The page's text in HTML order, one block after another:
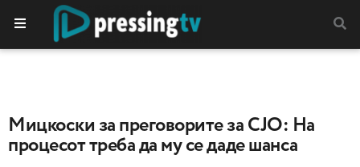
Мицкоски за преговорите за СЈО: На
процесот треба да му се даде шанса